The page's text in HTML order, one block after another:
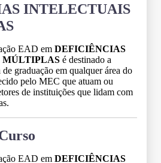
INTELECTUAIS
EAD em DEFICIÊNCIAS
é destinado a
graduação em qualquer área do
pelo MEC que atuam ou
de instituições que lidam com
EAD em DEFICIÊNCIAS